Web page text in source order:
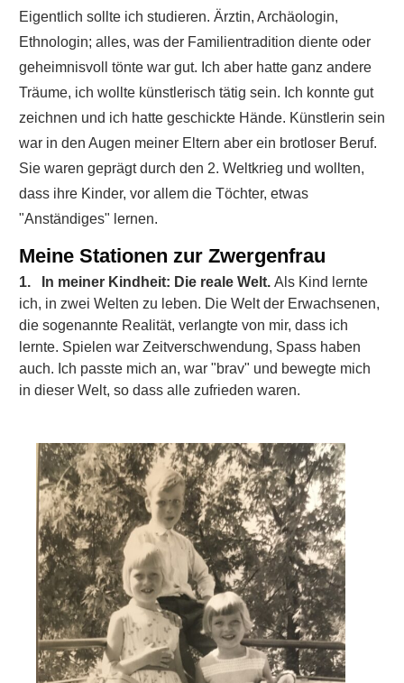
Eigentlich sollte ich studieren. Ärztin, Archäologin,
Ethnologin; alles, was der Familientradition diente oder
geheimnisvoll tönte war gut. Ich aber hatte ganz andere
Träume, ich wollte künstlerisch tätig sein. Ich konnte gut
zeichnen und ich hatte geschickte Hände. Künstlerin sein
war in den Augen meiner Eltern aber ein brotloser Beruf.
Sie waren geprägt durch den 2. Weltkrieg und wollten,
dass ihre Kinder, vor allem die Töchter, etwas
"Anständiges" lernen.
Meine Stationen zur Zwergenfrau
1. In meiner Kindheit: Die reale Welt. Als Kind lernte
ich, in zwei Welten zu leben. Die Welt der Erwachsenen,
die sogenannte Realität, verlangte von mir, dass ich
lernte. Spielen war Zeitverschwendung, Spass haben
auch. Ich passte mich an, war "brav" und bewegte mich
in dieser Welt, so dass alle zufrieden waren.